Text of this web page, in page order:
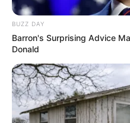
BUZZ DAY
Barron's Surprising Advice
Donald